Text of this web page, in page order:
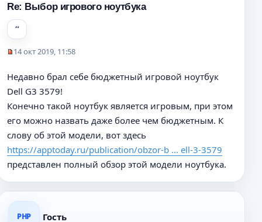
н
и
Re: Выбор игрового ноутбука
п
р
о
и
т
а
н
н
о
е
с
о
14 окт 2019, 11:58
Недавно брал себе бюджетный игровой ноутбук
Dell G3 3579!
Конечно такой ноутбук является игровым, при этом
его можно назвать даже более чем бюджетным. К
слову об этой модели, вот здесь
https://apptoday.ru/publication/obzor-b ... ell-3-3579
представлен полный обзор этой модели ноутбука.
PHP Гость